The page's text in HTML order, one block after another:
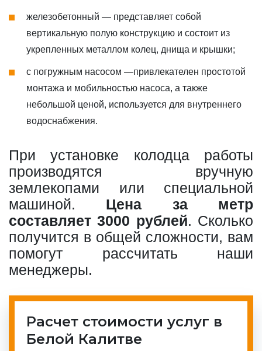
железобетонный — представляет собой
вертикальную полую конструкцию и состоит из
укрепленных металлом колец, днища и крышки;
с погружным насосом —привлекателен простотой
монтажа и мобильностью насоса, а также
небольшой ценой, используется для внутреннего
водоснабжения.
При установке колодца работы
производятся вручную
землекопами или специальной
машиной. Цена за метр
составляет 3000 рублей. Сколько
получится в общей сложности, вам
помогут рассчитать наши
менеджеры.
Расчет стоимости услуг в
Белой Калитве